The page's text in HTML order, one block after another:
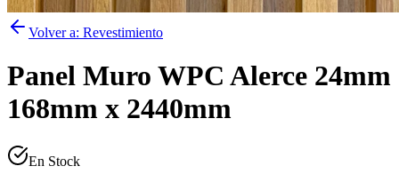
Volver a: Revestimiento
Panel Muro WPC Alerce 24mm
168mm x 2440mm
En Stock